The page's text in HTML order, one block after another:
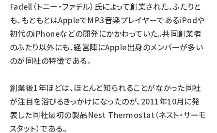
aitras (180)
タンデム (145)
Fadell（トニー・ファデル）氏によって創業された。ふたりと
も、もともとはAppleでMP3音楽プレイヤーであるiPodや
初代のiPhoneなどの開発にかかわっていた。共同創業者
のふたり以外にも、経営陣にApple出身のメンバーが多い
のが同社の特徴である。
創業後1年ほどは、ほとんど知られることがなかった同社
が注目を浴びるきっかけになったのが、2011年10月に発
表した同社最初の製品Nest Thermostat（ネスト・サーモ
スタット）である。